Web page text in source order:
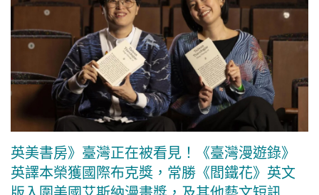
英美書房》臺灣正在被看見！《臺灣漫遊錄》
英譯本榮獲國際布克獎，常勝《閻鐵花》英文